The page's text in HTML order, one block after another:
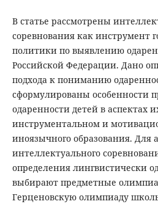
В статье рассмотрены
соревнования как инструмент
политики по выявлению
Российской Федерации. Дано
подхода к пониманию
сформулированы особенности
одаренности детей в аспектах
инструментальном и
иноязычного образования. Для
интеллектуального
определения лингвистически
выбирают предметные
Герценовскую олимпиаду